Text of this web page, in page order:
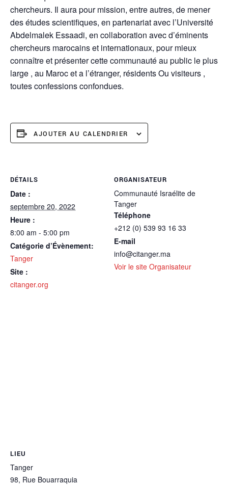
chercheurs. Il aura pour mission, entre autres, de mener
des études scientifiques, en partenariat avec l’Université
Abdelmalek Essaadi, en collaboration avec d’éminents
chercheurs marocains et internationaux, pour mieux
connaître et présenter cette communauté au public le plus
large , au Maroc et a l’étranger, résidents Ou visiteurs ,
toutes confessions confondues.
AJOUTER AU CALENDRIER
DÉTAILS
Date :
septembre 20, 2022
Heure :
8:00 am - 5:00 pm
Catégorie d’Évènement:
Tanger
Site :
citanger.org
ORGANISATEUR
Communauté Israélite de
Tanger
Téléphone
+212 (0) 539 93 16 33
E-mail
info@citanger.ma
Voir le site Organisateur
LIEU
Tanger
98, Rue Bouarraquia